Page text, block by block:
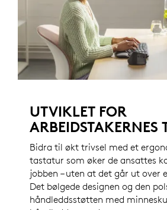
UTVIKLET FOR
ARBEIDSTAKERNES
Bidra til økt trivsel med et
tastatur som øker de ansattes
jobben – uten at det går ut over
Det bølgede designen og den
håndleddsstøtten med